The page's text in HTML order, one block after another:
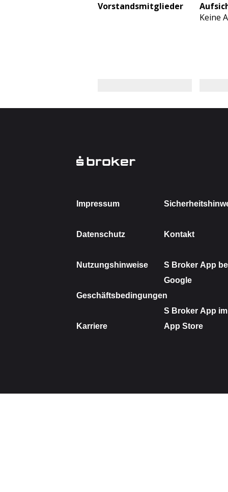
Vorstandsmitglieder
Keine